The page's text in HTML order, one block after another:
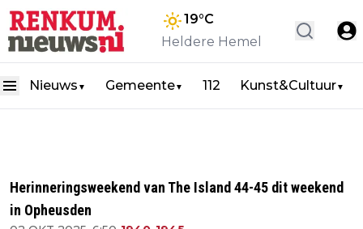
19°C
Heldere Hemel
Nieuws ▼ Gemeente▼ 112 Kunst&Cultuur▼
Herinneringsweekend van The Island 44-45 dit weekend
in Opheusden